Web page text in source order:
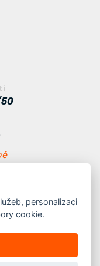
personalizaci
cookie.